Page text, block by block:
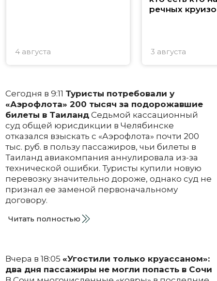
4 августа
речных
3 августа
Сегодня в 9:11 Туристы потребовали у
«Аэрофлота» 200 тысяч за подорожавшие
билеты в ТаиландСедьмой кассационный
суд общей юрисдикции в Челябинске
отказался взыскать с «Аэрофлота» почти 200
тыс. руб. в пользу пассажиров, чьи билеты в
Таиланд авиакомпания аннулировала из-за
технической ошибки. Туристы купили новую
перевозку значительно дороже, однако суд не
признал ее заменой первоначальному
договору.
Читать полностью
Вчера в 18:05 «Угостили только круассаном»:
два дня пассажиры не могли попасть в Сочи